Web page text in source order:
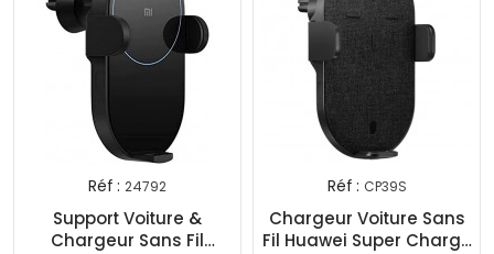
Réf : 24792
Support Voiture &
Chargeur Sans Fil
Réf : CP39S
Chargeur Voiture Sans
Fil Huawei Super Charge